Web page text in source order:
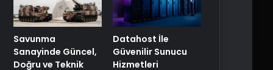
Savunma
Sanayinde Güncel,
Doğru ve Teknik
Datahost İle
Güvenilir Sunucu
Hizmetleri